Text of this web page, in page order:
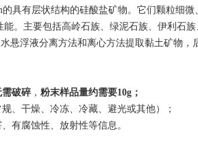
具有层状结构的硅酸盐矿物。它们颗粒细
。主要包括高岭石族、绿泥石族、伊利石
水悬浮液分离方法和离心方法提取黏土矿物
破碎 ， 粉末样品量约需要10g；
、干燥、冷冻、冷藏、避光或其他）；
有腐蚀性、放射性等信息。